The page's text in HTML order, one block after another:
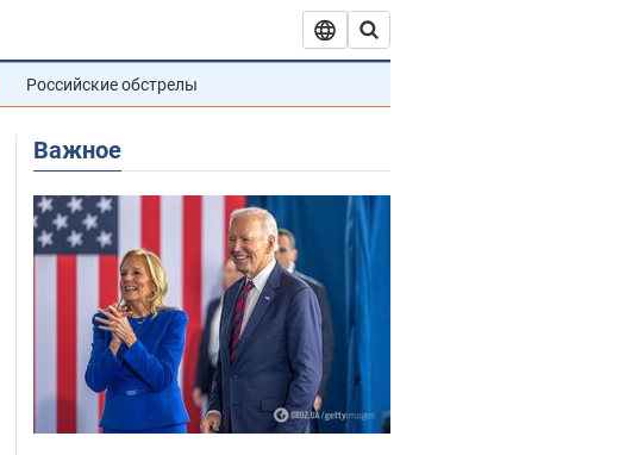
Российские обстрелы
Важное